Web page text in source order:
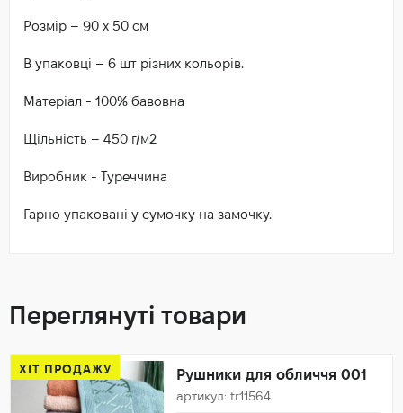
Розмір – 90 х 50 см
В упаковці – 6 шт різних кольорів.
Матеріал - 100% бавовна
Щільність – 450 г/м2
Виробник - Туреччина
Гарно упаковані у сумочку на замочку.
Переглянуті товари
ХІТ ПРОДАЖУ Рушники для обличчя 001
артикул: tr11564